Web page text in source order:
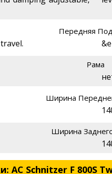
Передняя
Рама
Ширина
Ширина
Schnitzer F 800S